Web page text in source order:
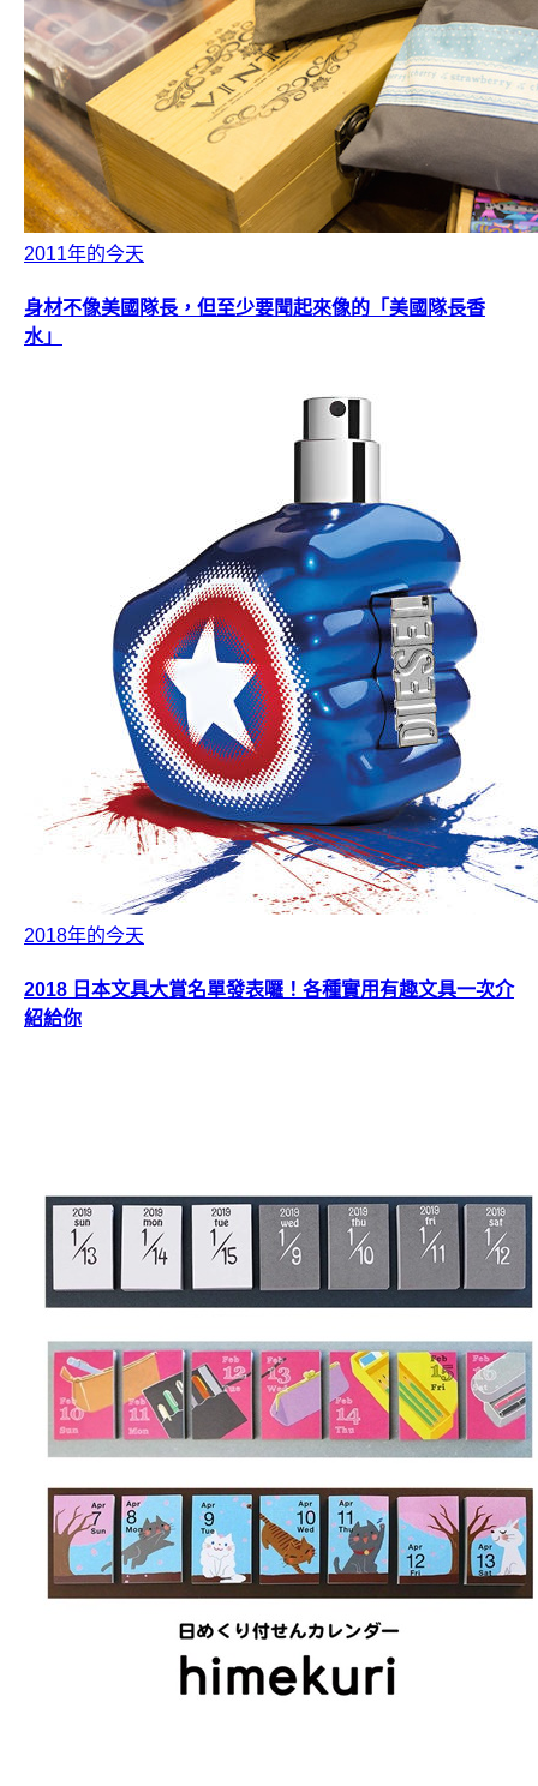
2011年的今天
身材不像美國隊長，但至少要聞起來像的「美國隊長香
水」
2018年的今天
2018 日本文具大賞名單發表囉！各種實用有趣文具一次介
紹給你